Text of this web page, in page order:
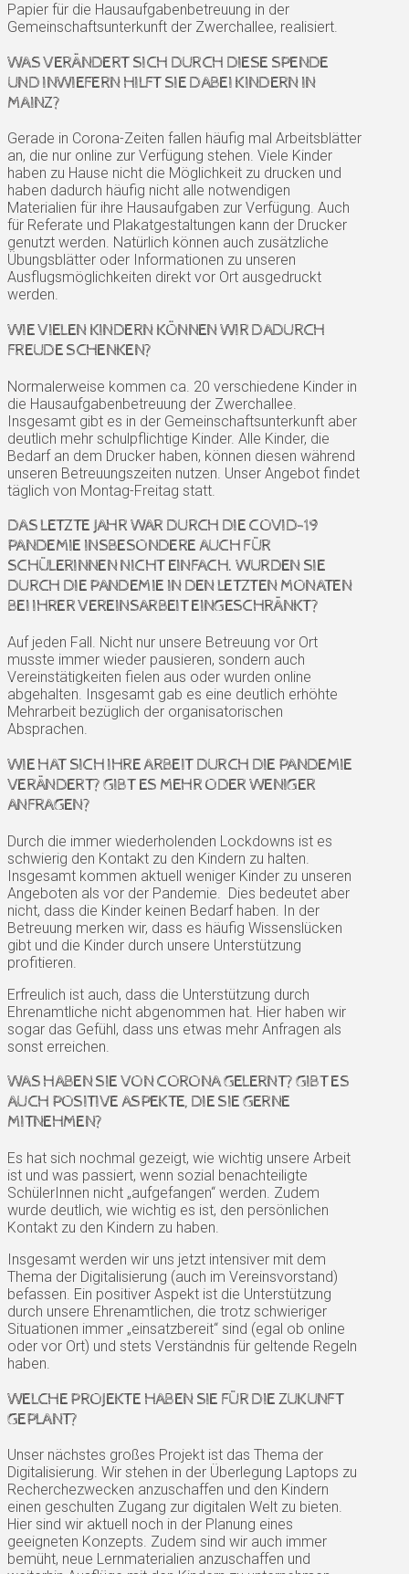
Papier für die Hausaufgabenbetreuung in der
Gemeinschaftsunterkunft der Zwerchallee, realisiert.
WAS VERÄNDERT SICH DURCH DIESE SPENDE
UND INWIEFERN HILFT SIE DABEI KINDERN IN
MAINZ?
Gerade in Corona-Zeiten fallen häufig mal Arbeitsblätter
an, die nur online zur Verfügung stehen. Viele Kinder
haben zu Hause nicht die Möglichkeit zu drucken und
haben dadurch häufig nicht alle notwendigen
Materialien für ihre Hausaufgaben zur Verfügung. Auch
für Referate und Plakatgestaltungen kann der Drucker
genutzt werden. Natürlich können auch zusätzliche
Übungsblätter oder Informationen zu unseren
Ausflugsmöglichkeiten direkt vor Ort ausgedruckt
werden.
WIE VIELEN KINDERN KÖNNEN WIR DADURCH
FREUDE SCHENKEN?
Normalerweise kommen ca. 20 verschiedene Kinder in
die Hausaufgabenbetreuung der Zwerchallee.
Insgesamt gibt es in der Gemeinschaftsunterkunft aber
deutlich mehr schulpflichtige Kinder. Alle Kinder, die
Bedarf an dem Drucker haben, können diesen während
unseren Betreuungszeiten nutzen. Unser Angebot findet
täglich von Montag-Freitag statt.
DAS LETZTE JAHR WAR DURCH DIE COVID-19
PANDEMIE INSBESONDERE AUCH FÜR
SCHÜLERINNEN NICHT EINFACH. WURDEN SIE
DURCH DIE PANDEMIE IN DEN LETZTEN MONATEN
BEI IHRER VEREINSARBEIT EINGESCHRÄNKT?
Auf jeden Fall. Nicht nur unsere Betreuung vor Ort
musste immer wieder pausieren, sondern auch
Vereinstätigkeiten fielen aus oder wurden online
abgehalten. Insgesamt gab es eine deutlich erhöhte
Mehrarbeit bezüglich der organisatorischen
Absprachen.
WIE HAT SICH IHRE ARBEIT DURCH DIE PANDEMIE
VERÄNDERT? GIBT ES MEHR ODER WENIGER
ANFRAGEN?
Durch die immer wiederholenden Lockdowns ist es
schwierig den Kontakt zu den Kindern zu halten.
Insgesamt kommen aktuell weniger Kinder zu unseren
Angeboten als vor der Pandemie. Dies bedeutet aber
nicht, dass die Kinder keinen Bedarf haben. In der
Betreuung merken wir, dass es häufig Wissenslücken
gibt und die Kinder durch unsere Unterstützung
profitieren.
Erfreulich ist auch, dass die Unterstützung durch
Ehrenamtliche nicht abgenommen hat. Hier haben wir
sogar das Gefühl, dass uns etwas mehr Anfragen als
sonst erreichen.
WAS HABEN SIE VON CORONA GELERNT? GIBT ES
AUCH POSITIVE ASPEKTE, DIE SIE GERNE
MITNEHMEN?
Es hat sich nochmal gezeigt, wie wichtig unsere Arbeit
ist und was passiert, wenn sozial benachteiligte
SchülerInnen nicht „aufgefangen“ werden. Zudem
wurde deutlich, wie wichtig es ist, den persönlichen
Kontakt zu den Kindern zu haben.
Insgesamt werden wir uns jetzt intensiver mit dem
Thema der Digitalisierung (auch im Vereinsvorstand)
befassen. Ein positiver Aspekt ist die Unterstützung
durch unsere Ehrenamtlichen, die trotz schwieriger
Situationen immer „einsatzbereit“ sind (egal ob online
oder vor Ort) und stets Verständnis für geltende Regeln
haben.
WELCHE PROJEKTE HABEN SIE FÜR DIE ZUKUNFT
GEPLANT?
Unser nächstes großes Projekt ist das Thema der
Digitalisierung. Wir stehen in der Überlegung Laptops zu
Recherchezwecken anzuschaffen und den Kindern
einen geschulten Zugang zur digitalen Welt zu bieten.
Hier sind wir aktuell noch in der Planung eines
geeigneten Konzepts. Zudem sind wir auch immer
bemüht, neue Lernmaterialien anzuschaffen und